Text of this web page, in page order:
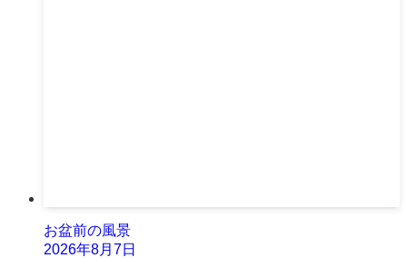
お盆前の風景
2026年8月7日